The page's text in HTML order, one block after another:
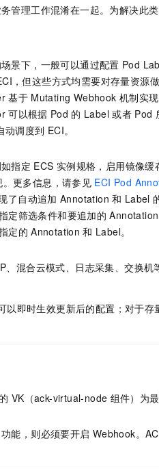
管理工作混淆在一起。为解决此
景下，一般可以通过配置 Pod
，但这些方式均需要对存量资源
基于 Mutating Webhook 机制实
可以根据 Pod 的 Label 或者 Pod
动调度到 ECI。
指定 ECS 实例规格，启用镜像缓
。更多信息，请参见 ECI Pod
了自动追加 Annotation 和 Label
定筛选条件和要追加的 Annotation
定的 Annotation 和 Label。
、混合云模式、日志采集、交换机
以即时生效更新后的配置；对于存
VK（ack-virtual-node 组件）为
功能，则必须要开启 Webhook。
丰富多元化的应用模版和解决方案
大模型服务平台百炼-智能体
灵活可视化地构建企业级 Agent
人工智能平台 PAI
即刻拥有 DeepSeek-R1 满血版
财税管理
400电话
广告营销